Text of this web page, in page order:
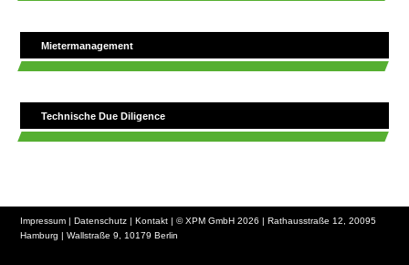
Mietermanagement
Technische Due Diligence
Impressum |Datenschutz |Kontakt | © XPM GmbH 2026 | Rathausstraße 12, 20095
Hamburg | Wallstraße 9, 10179 Berlin